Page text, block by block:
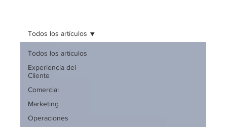
Todos los artículos
Experiencia del
Cliente
Comercial
Marketing
Operaciones
Todos los artículos